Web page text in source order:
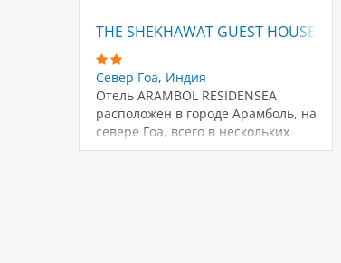
THE SHEKHAWAT GUEST HOUSE
Север Гоа, Индия
Отель ARAMBOL RESIDENSEA
расположен в городе Арамболь, на
севере Гоа, всего в нескольких
минутах ходьбы…